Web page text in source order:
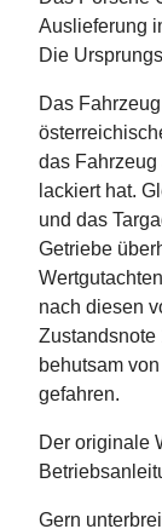
Auslieferung
Die
Das
das Fahrzeug
lackiert hat.
und das
Getriebe
nach diesen
Zustandsnote
behutsam
gefahren.
Der originale
Gern